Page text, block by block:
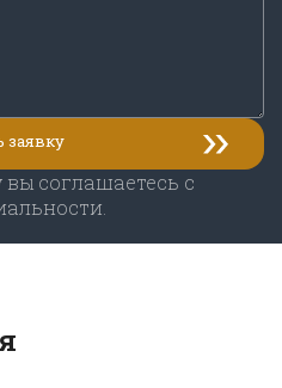
соглашаетесь с